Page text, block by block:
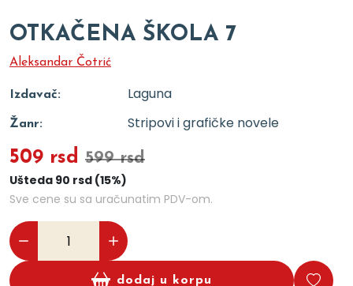
OTKAČENA ŠKOLA 7
Aleksandar Čotrić
Izdavač: Laguna
Žanr: Stripovi i grafičke novele
509 rsd 599 rsd
Ušteda 90 rsd (15%)
Sve cene su sa uračunatim PDV-om.
dodaj u korpu